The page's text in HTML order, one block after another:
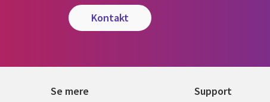
kontakt
Se mere Support